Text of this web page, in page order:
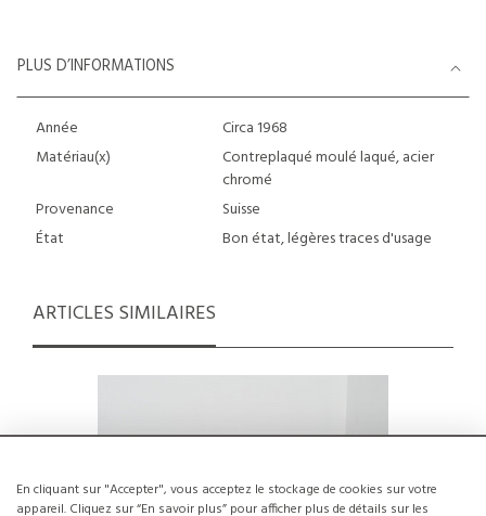
En cliquant sur "Accepter", vous acceptez le stockage de cookies sur votre
appareil. Cliquez sur “En savoir plus” pour afficher plus de détails sur les
PLUS D’INFORMATIONS
Année
Circa 1968
Matériau(x)
Contreplaqué moulé laqué, acier
chromé
Provenance
Suisse
État
Bon état, légères traces d'usage
ARTICLES SIMILAIRES